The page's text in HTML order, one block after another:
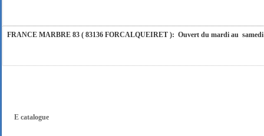
FRANCE MARBRE 83 ( 83136 FORCALQUEIRET ): Ouvert du mardi au samedi
FRANCE MARBRE 84 ( 84600 VALREAS ): Ouvert du mardi au samedi inclus de
E catalogue